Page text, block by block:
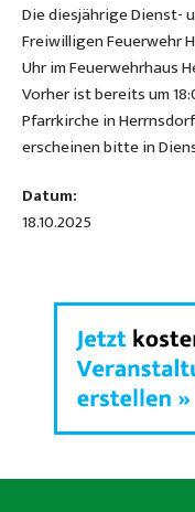
Die diesjährige Dienst-
Freiwilligen Feuerwehr
Uhr im Feuerwehrhaus
Vorher ist bereits um
Pfarrkirche in
erscheinen bitte in
Datum:
18.10.2025